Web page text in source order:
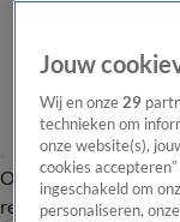
Overzicht Laatste nieuws
redactie
Jouw
Wij en onze29
technieken om
onze website(s),
cookies
ingeschakeld om
personaliseren,